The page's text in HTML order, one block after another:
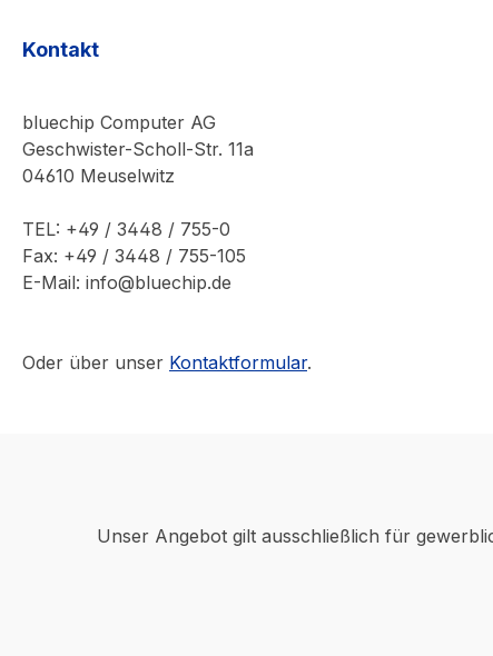
Kontakt
bluechip Computer AG
Geschwister-Scholl-Str. 11a
04610 Meuselwitz
TEL: +49 / 3448 / 755-0
Fax: +49 / 3448 / 755-105
E-Mail: info@bluechip.de
Oder über unser Kontaktformular.
Unser Angebot gilt ausschließlich für